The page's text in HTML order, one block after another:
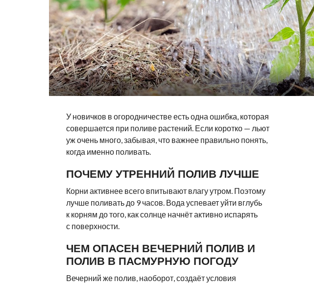
У новичков в огородничестве есть одна ошибка, которая
совершается при поливе растений. Если коротко — льют
уж очень много, забывая, что важнее правильно понять,
когда именно поливать.
ПОЧЕМУ УТРЕННИЙ ПОЛИВ ЛУЧШЕ
Корни активнее всего впитывают влагу утром. Поэтому
лучше поливать до 9 часов. Вода успевает уйти вглубь
к корням до того, как солнце начнёт активно испарять
с поверхности.
ЧЕМ ОПАСЕН ВЕЧЕРНИЙ ПОЛИВ И
ПОЛИВ В ПАСМУРНУЮ ПОГОДУ
Вечерний же полив, наоборот, создаёт условия